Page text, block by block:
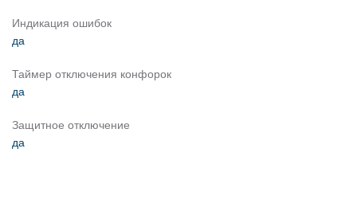
Индикация ошибок
да
Таймер отключения конфорок
да
Защитное отключение
да